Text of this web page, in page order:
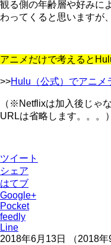
観る側の年齢層や好みに
わってくると思いますが、
アニメだけで考えると
>>Hulu（公式）でアニメ
（※Netflixは加入後じゃ
URLは省略します。。。）
ツイート
シェア
はてブ
Google+
Pocket
feedly
Line
2018年6月13日
（2018